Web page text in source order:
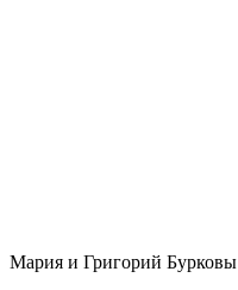
Мария и Григорий Бурковы